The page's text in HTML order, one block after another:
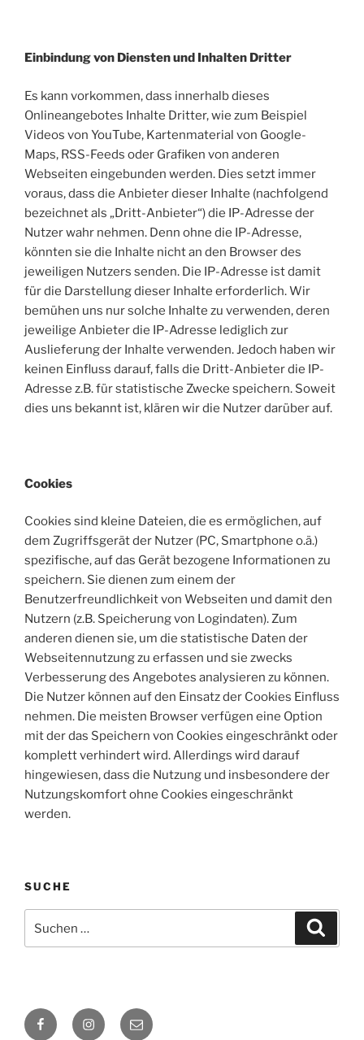
Einbindung von Diensten und Inhalten Dritter
Es kann vorkommen, dass innerhalb dieses
Onlineangebotes Inhalte Dritter, wie zum Beispiel
Videos von YouTube, Kartenmaterial von Google-
Maps, RSS-Feeds oder Grafiken von anderen
Webseiten eingebunden werden. Dies setzt immer
voraus, dass die Anbieter dieser Inhalte (nachfolgend
bezeichnet als „Dritt-Anbieter“) die IP-Adresse der
Nutzer wahr nehmen. Denn ohne die IP-Adresse,
könnten sie die Inhalte nicht an den Browser des
jeweiligen Nutzers senden. Die IP-Adresse ist damit
für die Darstellung dieser Inhalte erforderlich. Wir
bemühen uns nur solche Inhalte zu verwenden, deren
jeweilige Anbieter die IP-Adresse lediglich zur
Auslieferung der Inhalte verwenden. Jedoch haben wir
keinen Einfluss darauf, falls die Dritt-Anbieter die IP-
Adresse z.B. für statistische Zwecke speichern. Soweit
dies uns bekannt ist, klären wir die Nutzer darüber auf.
Cookies
Cookies sind kleine Dateien, die es ermöglichen, auf
dem Zugriffsgerät der Nutzer (PC, Smartphone o.ä.)
spezifische, auf das Gerät bezogene Informationen zu
speichern. Sie dienen zum einem der
Benutzerfreundlichkeit von Webseiten und damit den
Nutzern (z.B. Speicherung von Logindaten). Zum
anderen dienen sie, um die statistische Daten der
Webseitennutzung zu erfassen und sie zwecks
Verbesserung des Angebotes analysieren zu können.
Die Nutzer können auf den Einsatz der Cookies Einfluss
nehmen. Die meisten Browser verfügen eine Option
mit der das Speichern von Cookies eingeschränkt oder
komplett verhindert wird. Allerdings wird darauf
hingewiesen, dass die Nutzung und insbesondere der
Nutzungskomfort ohne Cookies eingeschränkt
werden.
SUCHE
nach:
FacebookInstagram
E-